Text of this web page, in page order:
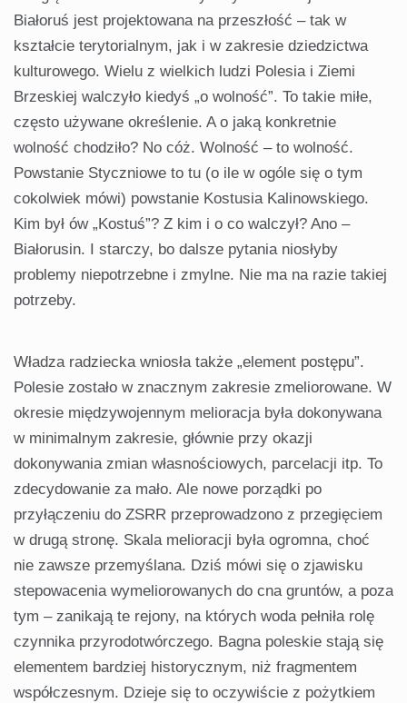
Białoruś jest projek­towana na przeszłość – tak w
kształcie terytorialnym, jak i w zakresie dzie­dzictwa
kulturowego. Wielu z wiel­kich ludzi Polesia i Ziemi
Brzeskiej walczyło kiedyś „o wolność”. To ta­kie miłe,
często używane określenie. A o jaką konkretnie
wolność chodzi­ło? No cóż. Wolność – to wolność.
Powstanie Styczniowe to tu (o ile w ogóle się o tym
cokolwiek mówi) powstanie Kostusia Kalinowskiego.
Kim był ów „Kostuś”? Z kim i o co walczył? Ano –
Białorusin. I starczy, bo dalsze pytania niosłyby
problemy niepotrzebne i zmylne. Nie ma na ra­zie takiej
potrzeby.
Władza radziecka wniosła także „ele­ment postępu”.
Polesie zostało w znacz­nym zakresie zmeliorowane. W
okresie międzywojennym melioracja była doko­nywana
w minimalnym zakresie, głów­nie przy okazji
dokonywania zmian wła­snościowych, parcelacji itp. To
zdecy­dowanie za mało. Ale nowe porządki po
przyłączeniu do ZSRR przeprowadzono z przegięciem
w drugą stronę. Skala me­lioracji była ogromna, choć
nie zawsze przemyślana. Dziś mówi się o zjawisku
stepowacenia wymeliorowanych do cna gruntów, a poza
tym – zanikają te rejony, na których woda pełniła rolę
czynnika przyrodotwórczego. Bagna poleskie sta­ją się
elementem bardziej historycznym, niż fragmentem
współczesnym. Dzieje się to oczywiście z pożytkiem